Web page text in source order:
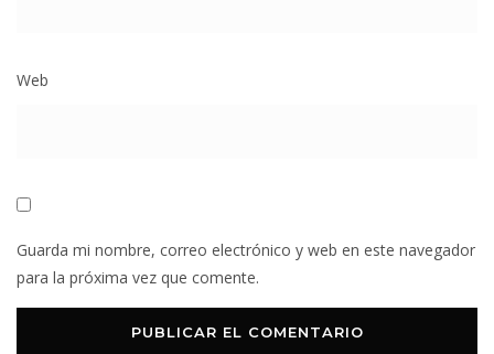
Web
Guarda mi nombre, correo electrónico y web en este navegador
para la próxima vez que comente.